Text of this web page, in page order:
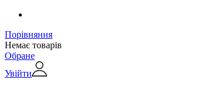
Порівняння
Немає товарів
Обране
Увійти